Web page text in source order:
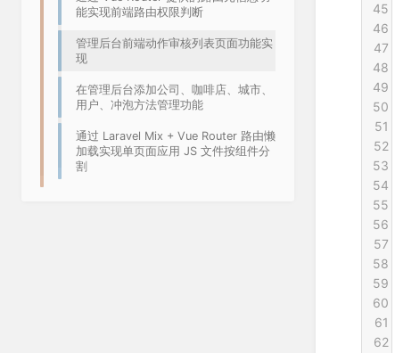
能实现前端路由权限判断
管理后台前端动作审核列表页面功能实
现
在管理后台添加公司、咖啡店、城市、
用户、冲泡方法管理功能
通过 Laravel Mix + Vue Router 路由懒
加载实现单页面应用 JS 文件按组件分
割
45
46
47
48
49
50
51
52
53
54
55
56
57
58
59
60
61
62